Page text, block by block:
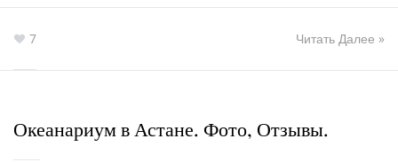
7 Читать Далее »
Океанариум в Астане. Фото, Отзывы.